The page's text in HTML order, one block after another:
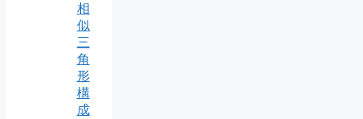
相
似
三
角
形
構
成